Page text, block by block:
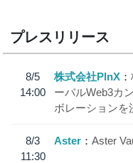
プレスリリース
8/5
14:00
株式会社PlnX
ーバルWeb3カ
ボレーションを
8/3
11:30
Aster Aster